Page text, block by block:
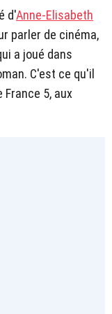
d'Anne-Elisabeth
parler de cinéma,
a joué dans
C'est ce qu'il
5, aux